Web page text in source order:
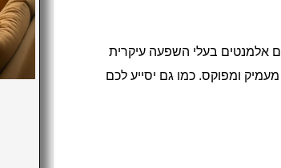
אלמנטים בעלי השפעה עיקרית
ומפוקס. כמו גם יסייע לכם